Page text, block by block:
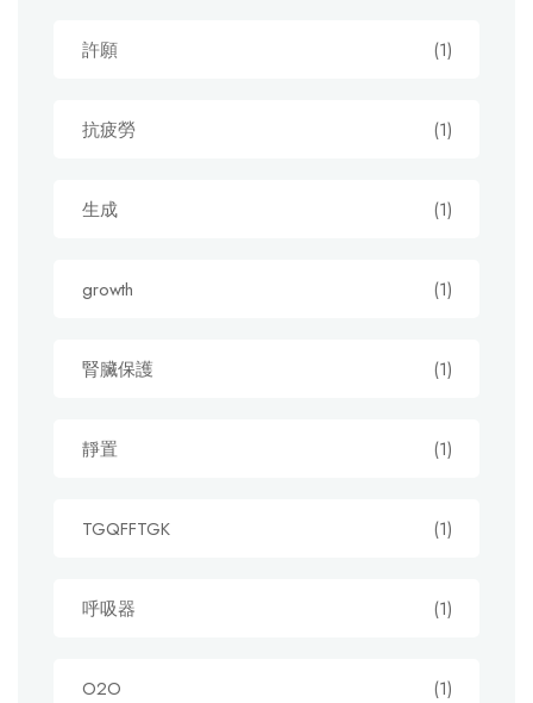
許願 (1)
抗疲勞 (1)
生成 (1)
growth (1)
腎臟保護 (1)
靜置 (1)
TGQFFTGK (1)
呼吸器 (1)
O2O (1)